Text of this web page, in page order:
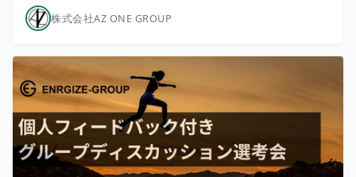
株式会社AZ ONE GROUP